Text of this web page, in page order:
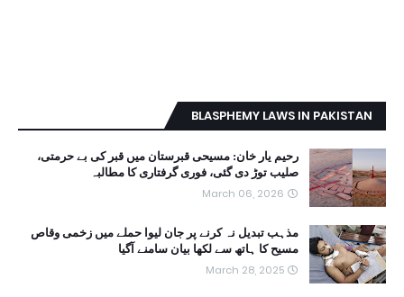
BLASPHEMY LAWS IN PAKISTAN
رحیم یار خان: مسیحی قبرستان میں قبر کی بے حرمتی،
صلیب توڑ دی گئی، فوری گرفتاری کا مطالبہ
March 06, 2026
مذہب تبدیل نہ کرنے پر جان لیوا حملے میں زخمی وقاص
مسیح کا ہاتھ سے لکھا بیان سامنے آگیا
March 28, 2025